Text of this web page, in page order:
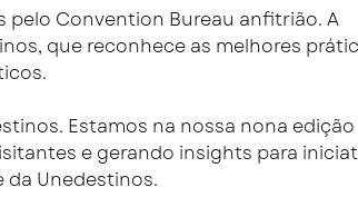
pelo Convention Bureau anfitrião. A
que reconhece as melhores
Estamos na nossa nona edição
e gerando insights para
da Unedestinos.